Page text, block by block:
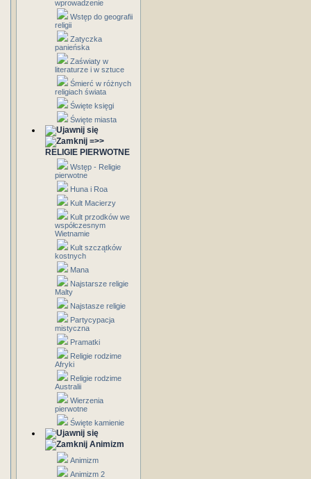
wprowadzenie
Wstęp do geografii
religii
Zatyczka
panieńska
Zaświaty w
literaturze i w sztuce
Śmierć w różnych
religiach świata
Święte księgi
Święte miasta
=>>
RELIGIE PIERWOTNE
Wstęp - Religie
pierwotne
Huna i Roa
Kult Macierzy
Kult przodków we
współczesnym
Wietnamie
Kult szczątków
kostnych
Mana
Najstarsze religie
Malty
Najstasze religie
Partycypacja
mistyczna
Pramatki
Religie rodzime
Afryki
Religie rodzime
Australii
Wierzenia
pierwotne
Święte kamienie
Animizm
Animizm
Animizm 2